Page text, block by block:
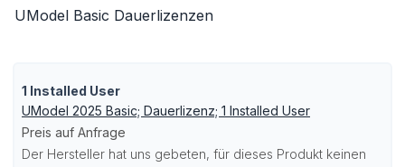
UModel Basic Dauerlizenzen
1 Installed User
UModel 2025 Basic; Dauerlizenz; 1 Installed User
Preis auf Anfrage
Der Hersteller hat uns gebeten, für dieses Produkt keinen